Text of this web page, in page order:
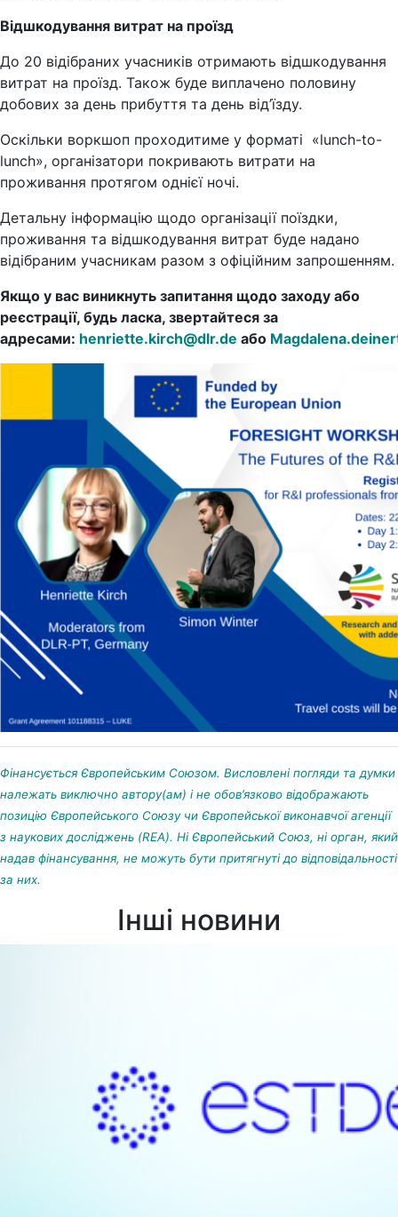
Відшкодування витрат на проїзд
До 20 відібраних учасників отримають відшкодування
витрат на проїзд. Також буде виплачено половину
добових за день прибуття та день від’їзду.
Оскільки воркшоп проходитиме у форматі «lunch-to-
lunch», організатори покривають витрати на
проживання протягом однієї ночі.
Детальну інформацію щодо організації поїздки,
проживання та відшкодування витрат буде надано
відібраним учасникам разом з офіційним запрошенням.
Якщо у вас виникнуть запитання щодо заходу або
реєстрації, будь ласка, звертайтеся за
адресами: henriette.kirch@dlr.de або
Фінансується Європейським Союзом. Висловлені погляди та думки
належать виключно автору(ам) і не обов’язково відображають
позицію Європейського Союзу чи Європейської виконавчої агенції
з наукових досліджень (REA). Ні Європейський Союз, ні орган, який
надав фінансування, не можуть бути притягнуті до відповідальності
за них.
Інші новини